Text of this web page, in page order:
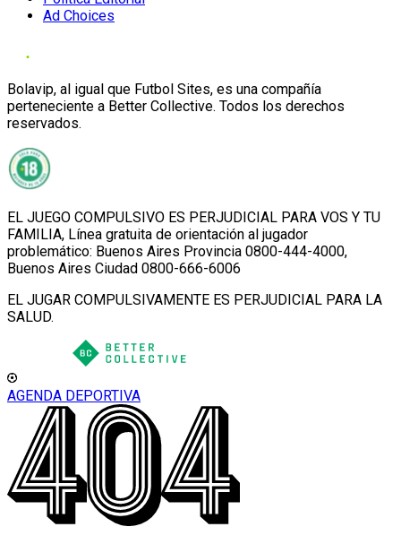
Ad Choices
Bolavip, al igual que Futbol Sites, es una compañía
perteneciente a Better Collective. Todos los derechos
reservados.
EL JUEGO COMPULSIVO ES PERJUDICIAL PARA VOS Y TU
FAMILIA, Línea gratuita de orientación al jugador
problemático: Buenos Aires Provincia 0800-444-4000,
Buenos Aires Ciudad 0800-666-6006
EL JUGAR COMPULSIVAMENTE ES PERJUDICIAL PARA LA
SALUD.
AGENDA DEPORTIVA